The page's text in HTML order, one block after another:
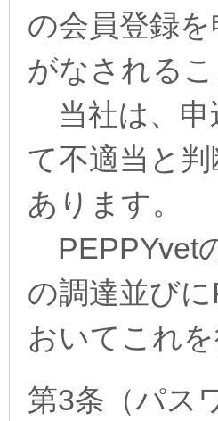
の会員登録
がなされる
当社は、申
て不適当と
あります。
PEPPYvet
の調達並び
おいてこれ
第3条（パス